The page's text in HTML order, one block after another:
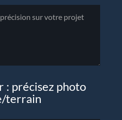
: précisez photo
terrain